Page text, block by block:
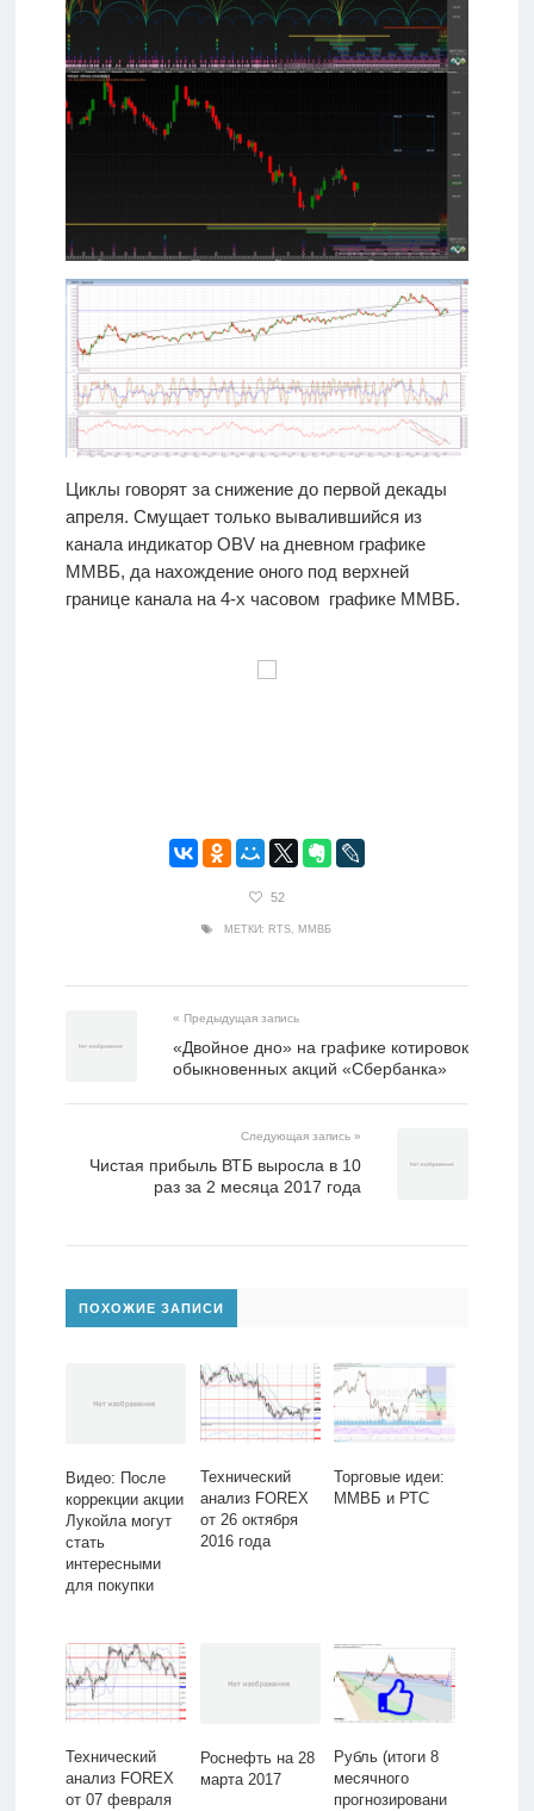
Циклы говорят за снижение до первой декады
апреля. Смущает только вывалившийся из
канала индикатор OBV на дневном графике
ММВБ, да нахождение оного под верхней
границе канала на 4-х часовом графике ММВБ.
52
МЕТКИ: RTS, ММВБ
« Предыдущая запись
«Двойное дно» на графике котировок
обыкновенных акций «Сбербанка»
Следующая запись »
Чистая прибыль ВТБ выросла в 10
раз за 2 месяца 2017 года
ПОХОЖИЕ ЗАПИСИ
Видео: После
коррекции акции
Лукойла могут
стать
интересными
для покупки
​Технический
анализ FOREX
от 26 октября
2016 года
Торговые идеи:
ММВБ и РТС
Технический
анализ FOREX
от 07 февраля
Роснефть на 28
марта 2017
Рубль (итоги 8
месячного
прогнозировани